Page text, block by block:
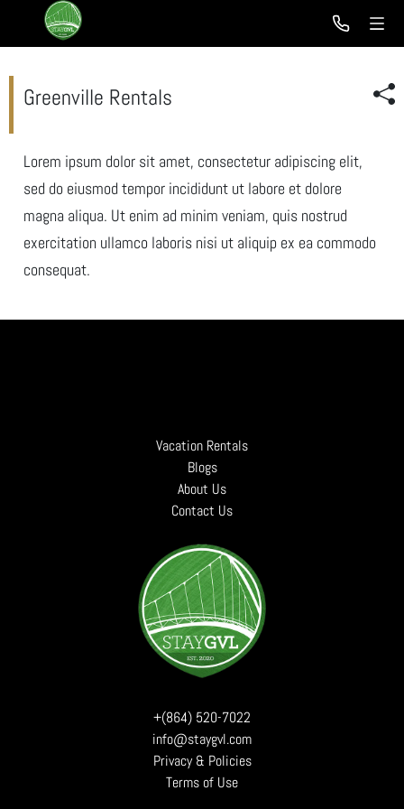
Greenville Rentals
Lorem ipsum dolor sit amet, consectetur adipiscing elit,
sed do eiusmod tempor incididunt ut labore et dolore
magna aliqua. Ut enim ad minim veniam, quis nostrud
exercitation ullamco laboris nisi ut aliquip ex ea commodo
consequat.
Vacation Rentals
Blogs
About Us
Contact Us
+(864) 520-7022
info@staygvl.com
Privacy & Policies
Terms of Use